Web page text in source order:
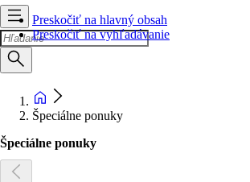
Preskočiť na hlavný obsah
Preskočiť na vyhľadávanie
Špeciálne ponuky
Špeciálne ponuky